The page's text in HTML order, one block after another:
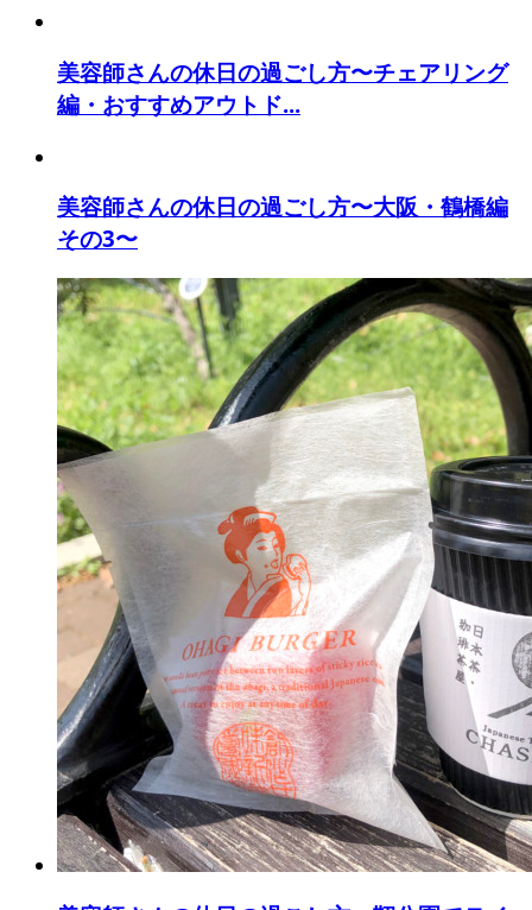
美容師さんの休日の過ごし方〜チェアリング
編・おすすめアウトド...
美容師さんの休日の過ごし方〜大阪・鶴橋編
その3〜